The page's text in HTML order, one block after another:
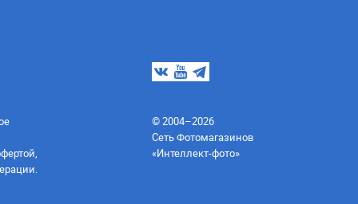
© 2004–2026
Сеть Фотомагазинов
«Интеллект-фото»